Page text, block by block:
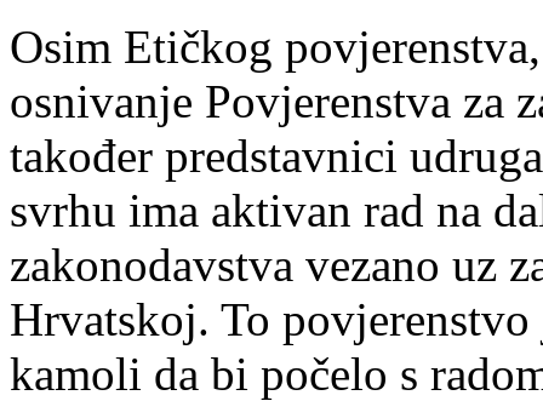
Osim Etičkog
osnivanje Povjerenstva za
također predstavnici
svrhu ima aktivan rad na
zakonodavstva vezano uz
Hrvatskoj. To
kamoli da bi počelo s